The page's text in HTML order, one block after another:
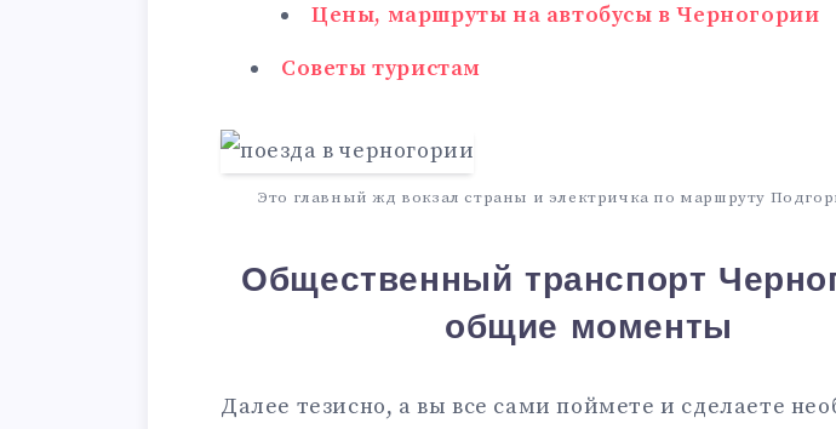
Цены, маршруты на автобусы в Черногории
Советы туристам
Это главный жд вокзал страны и электричка по маршруту
Общественный транспорт
общие моменты
Далее тезисно, а вы все сами поймете и сделаете